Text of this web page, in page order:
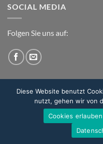
SOCIAL MEDIA
Folgen Sie uns auf:
DIE
Copyright 2026 ©
Diese Website benutzt
nutzt, gehen wir von
Cookies erlauben